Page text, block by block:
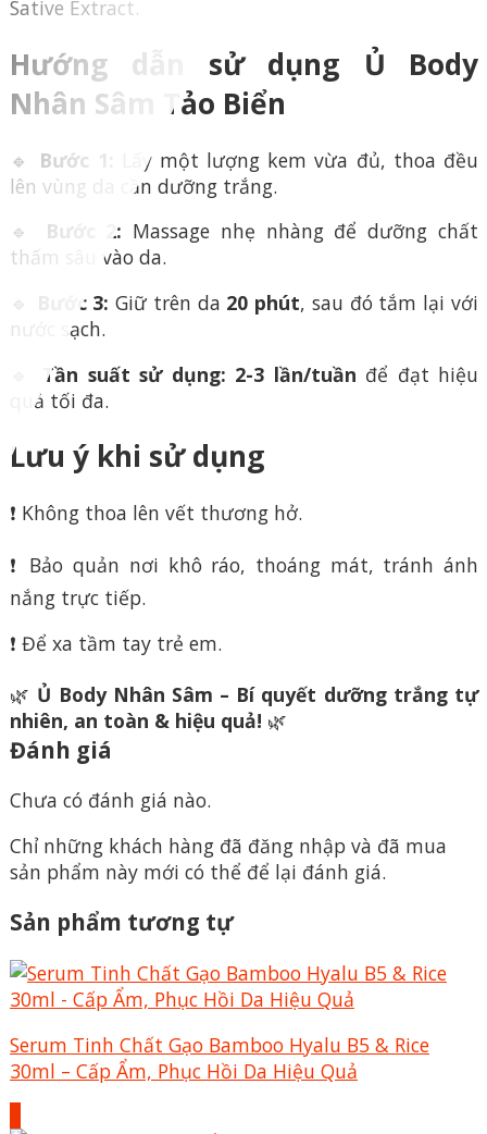
Sative Extract.
Hướng dẫn sử dụng Ủ Body
Nhân Sâm Tảo Biển
🔹 Bước 1:
Lấy một lượng kem vừa đủ, thoa đều
lên vùng da cần dưỡng trắng.
🔹
Bước 2: Massage nhẹ nhàng để dưỡng chất
thấm sâu vào da.
🔹
Bước 3: Giữ trên da 20 phút, sau đó tắm lại với
nước sạch.
Tần suất sử dụng: 2-3 lần/tuần để đạt hiệu
quả tối đa.
Lưu ý khi sử dụng
❗ Không thoa lên vết thương hở.
❗ Bảo quản nơi khô ráo, thoáng mát, tránh ánh
nắng trực tiếp.
❗ Để xa tầm tay trẻ em.
🌿 Ủ Body Nhân Sâm – Bí quyết dưỡng trắng tự
nhiên, an toàn & hiệu quả! 🌿
Đánh giá
Chưa có đánh giá nào.
Chỉ những khách hàng đã đăng nhập và đã mua
sản phẩm này mới có thể để lại đánh giá.
Sản phẩm tương tự
Serum Tinh Chất Gạo Bamboo Hyalu B5 & Rice
30ml – Cấp Ẩm, Phục Hồi Da Hiệu Quả